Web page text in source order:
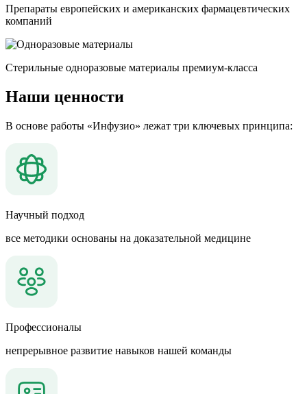
Препараты европейских и американских фармацевтических
компаний
Стерильные одноразовые материалы премиум-класса
Наши ценности
В основе работы «Инфузио» лежат три ключевых принципа:
Научный подход
все методики основаны на доказательной медицине
Профессионалы
непрерывное развитие навыков нашей команды